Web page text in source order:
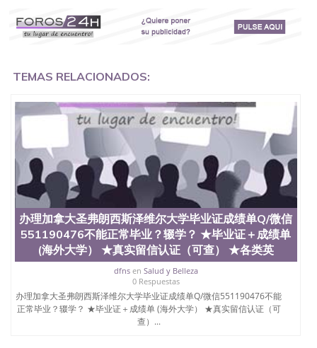
工作没有文凭怎么办,怎么办理本科/研究生文凭
551190476如何办理本科/硕士毕业证551190476网上
大学文凭可以打工作吗551190476怎么办理 外假毕业
里可以办理澳洲毕业证551190476留学生在哪里可以
买假毕业证551190476哪里可以办理加拿大毕业证
551190476申请学校办理假的毕业证成绩单可以吗
551190476哪里可以办理水印成绩单551190476哪里
可以修改成绩单GPA分数551190476假毕业证能查出
来吗551190476假文凭网上能查到吗551190476 如何
拿到国外毕业证QQ微信551190476办假大学毕业证
QQ微信551190476国外毕业证去哪认证QQ微信
551190476找毕业证封皮QQ微信551190476国外毕业
证外壳定制QQ微信551190476快速代办国外毕业证
QQ微信551190476快速拿到国外文凭QQ微信
551190476国外留学文凭认证QQ微信551190476国外
文凭回国认证QQ微信551190476泰国文凭办理QQ微
信551190476法国留学回国证明QQ微信551190476 国
外烫金照片QQ微信551190476外国文凭在中国有用吗
QQ微信551190476德国留学回国证明QQ微信
551190476爱尔兰留学回国证明QQ微信551190476国
外硕士文凭办理QQ微信551190476 网上买文凭可靠
TEMAS RELACIONADOS:
办理加拿大圣弗朗西斯泽维尔大学毕业证成绩单Q/微信
551190476不能正常毕业？辍学？ ★毕业证＋成绩单
(海外大学） ★真实留信认证（可查） ★各类英
dfnsen Salud y Belleza
0 Respuestas
办理加拿大圣弗朗西斯泽维尔大学毕业证成绩单Q/微信551190476不能
正常毕业？辍学？ ★毕业证＋成绩单 (海外大学） ★真实留信认证（可
查）...